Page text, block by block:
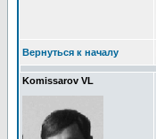
Вернуться к началу
Komissarov VL